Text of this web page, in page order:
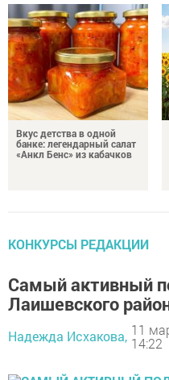
Вкус детства в одной
банке: легендарный салат
«Анкл Бенс» из кабачков
КОНКУРСЫ РЕДАКЦИИ
Самый активный
Лаишевского
Надежда Исхакова, 11
14:22